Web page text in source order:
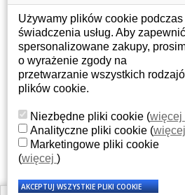
Częstymi
czy wyświetlanie
dublowanie tych
przypadku
powrócą do
też uszkodzenie
JAK TO DZIAŁA?
Klawiatura składa się z
warstw folii, z których
przewodzące
Gdzie nas znajdziesz
Twoje konto
Twoje konto
Dane osobowe
Adresy
Historia zamówień
Używamy plików cookie podczas
świadczenia usług. Aby zapewnić
spersonalizowane zakupy,
o wyrażenie zgody na
przetwarzanie wszystkich
plików cookie.
Niezbędne pliki cookie (więcej
Analityczne pliki cookie (więcej
Marketingowe pliki cookie
(więcej )